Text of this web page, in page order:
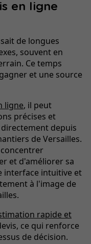
en ligne
de longues
souvent en
Ce temps
et une source
ligne, il peut
précises et
depuis
de Versailles.
et d'améliorer sa
interface intuitive et
à l'image de
rapide et
ce qui renforce
de décision.